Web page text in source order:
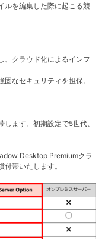
ルを編集した際に起こる競
、クラウド化によるインフ
なセキュリティを担保。
します。初期設定で5世代、
Desktop Premiumクラ
帯いたします。